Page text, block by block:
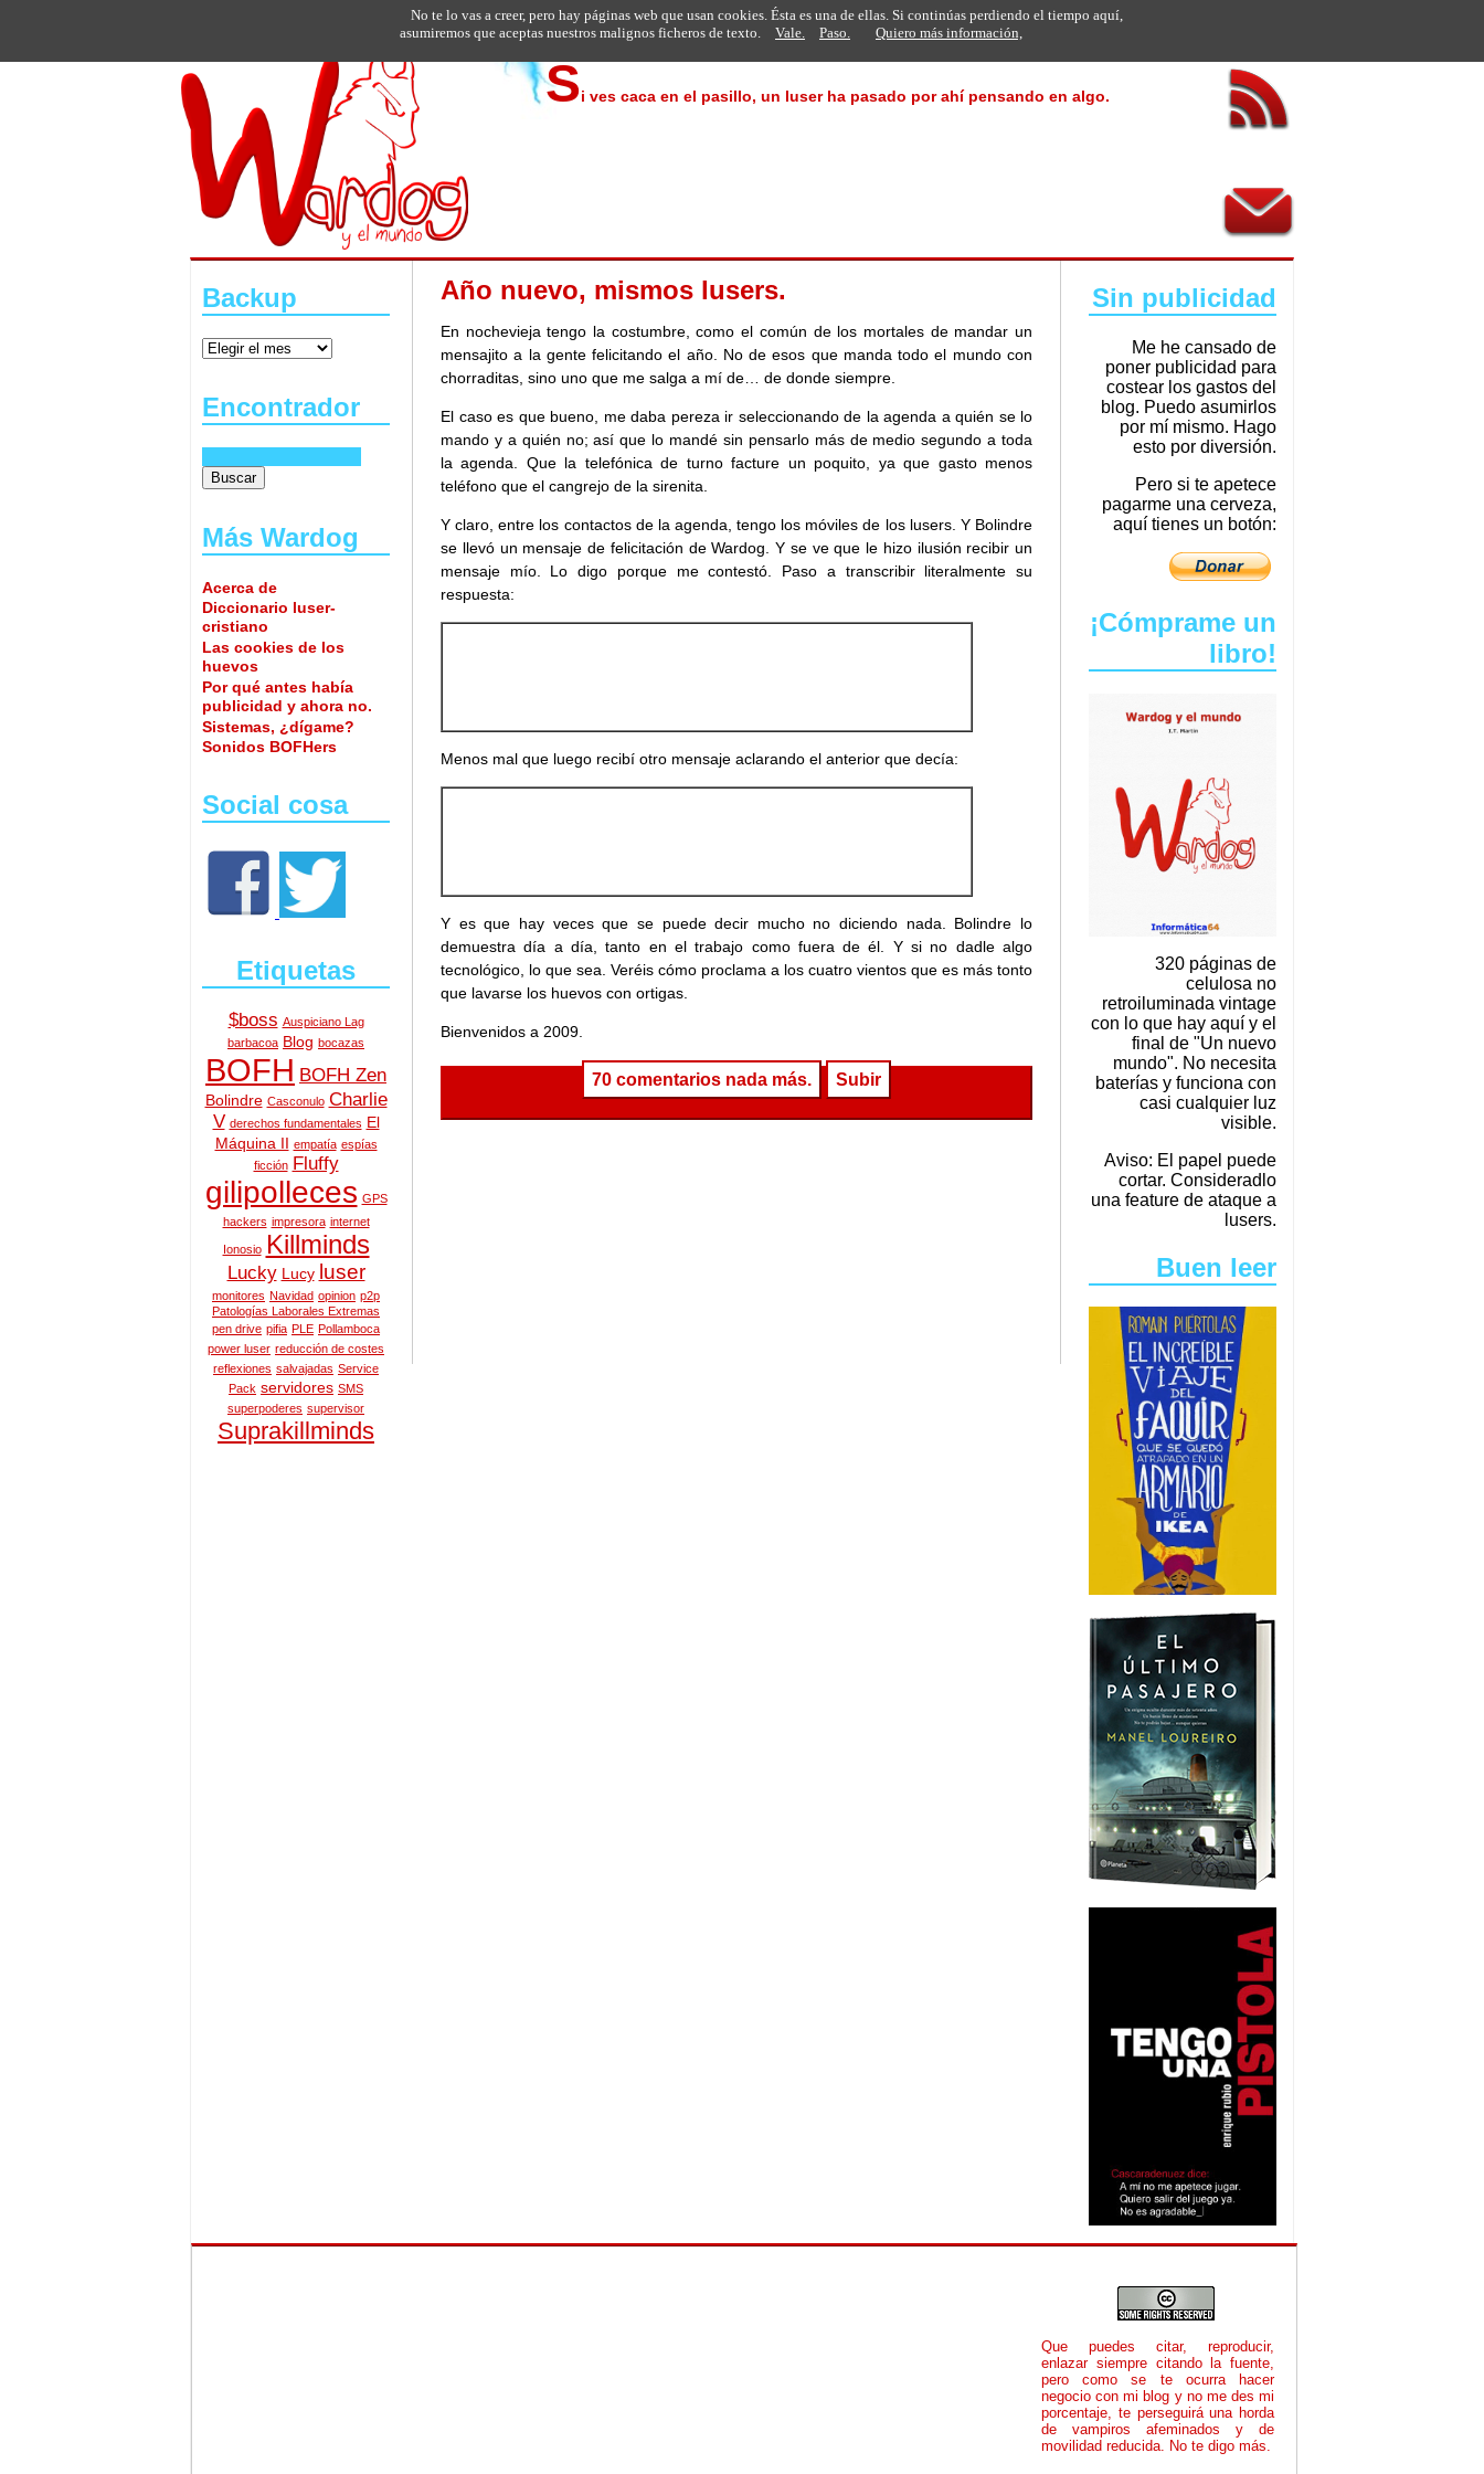
Si ves caca en el pasillo, un luser ha pasado por ahí pensando en algo.
Backup
Encontrador
Más Wardog
Acerca de
Diccionario luser-
cristiano
Las cookies de los
huevos
Por qué antes había
publicidad y ahora no.
Sistemas, ¿dígame?
Sonidos BOFHers
Social cosa
Etiquetas
$boss Auspiciano Lag
barbacoa Blog bocazas
BOFH BOFH Zen
Bolindre Casconulo Charlie
V derechos fundamentales El
Máquina II empatía espías
ficción
Fluffy
gilipolleces GPS
hackers impresora internet
Ionosio Killminds
Lucky Lucy luser
monitores Navidad opinion p2p
Patologías Laborales Extremas
pen drive pifia PLE Pollamboca
power luser reducción de costes
reflexiones salvajadas Service
Pack servidores SMS
superpoderes supervisor
Suprakillminds
Sin publicidad
Me he cansado de
poner publicidad para
costear los gastos del
blog. Puedo asumirlos
por mí mismo. Hago
esto por diversión.
Pero si te apetece
pagarme una cerveza,
aquí tienes un botón:
¡Cómprame un
libro!
320 páginas de
celulosa no
retroiluminada vintage
con lo que hay aquí y el
final de "Un nuevo
mundo". No necesita
baterías y funciona con
casi cualquier luz
visible.
Aviso: El papel puede
cortar. Consideradlo
una feature de ataque a
lusers.
Buen leer
Año nuevo, mismos lusers.
En nochevieja tengo la costumbre, como el común de los mortales de mandar un
mensajito a la gente felicitando el año. No de esos que manda todo el mundo con
chorraditas, sino uno que me salga a mí de… de donde siempre.
El caso es que bueno, me daba pereza ir seleccionando de la agenda a quién se lo
mando y a quién no; así que lo mandé sin pensarlo más de medio segundo a toda
la agenda. Que la telefónica de turno facture un poquito, ya que gasto menos
teléfono que el cangrejo de la sirenita.
Y claro, entre los contactos de la agenda, tengo los móviles de los lusers. Y Bolindre
se llevó un mensaje de felicitación de Wardog. Y se ve que le hizo ilusión recibir un
mensaje mío. Lo digo porque me contestó. Paso a transcribir literalmente su
respuesta:
Menos mal que luego recibí otro mensaje aclarando el anterior que decía:
Y es que hay veces que se puede decir mucho no diciendo nada. Bolindre lo
demuestra día a día, tanto en el trabajo como fuera de él. Y si no dadle algo
tecnológico, lo que sea. Veréis cómo proclama a los cuatro vientos que es más tonto
que lavarse los huevos con ortigas.
Bienvenidos a 2009.
70 comentarios nada más. Subir
No te lo vas a creer, pero hay páginas web que usan cookies. Ésta es una de ellas. Si continúas perdiendo el tiempo aquí,
asumiremos que aceptas nuestros malignos ficheros de texto.
Vale. Paso. Quiero más información,
Que puedes citar, reproducir,
enlazar siempre citando la fuente,
pero como se te ocurra hacer
negocio con mi blog y no me des mi
porcentaje, te perseguirá una horda
de vampiros afeminados y de
movilidad reducida. No te digo más.